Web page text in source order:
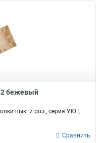
бежевый
вык. и роз., серия УЮТ,
Сравнить